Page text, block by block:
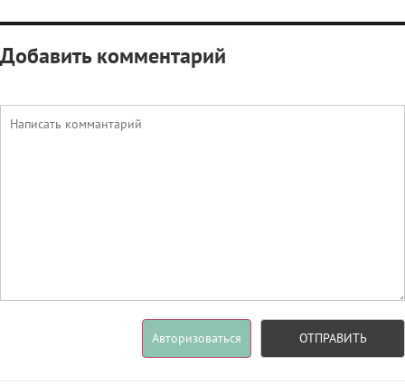
Добавить комментарий
Авторизоваться ОТПРАВИТЬ